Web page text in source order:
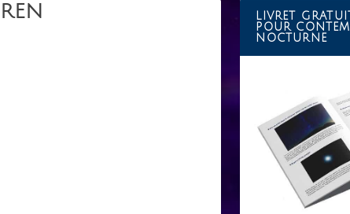
LIVRET
POUR
NOCTURNE